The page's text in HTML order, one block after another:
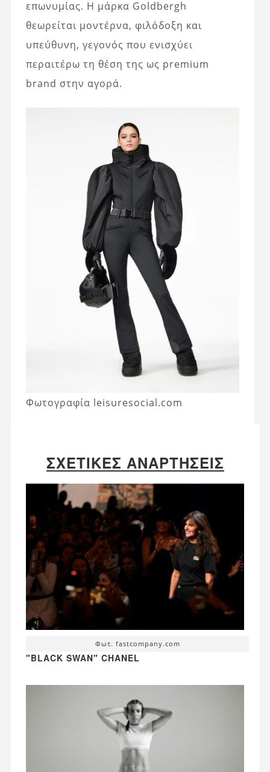
επωνυμίας. Η μάρκα Goldbergh
θεωρείται μοντέρνα, φιλόδοξη και
υπεύθυνη, γεγονός που ενισχύει
περαιτέρω τη θέση της ως premium
brand στην αγορά.
Φωτογραφία leisuresocial.com
ΣΧΕΤΙΚΈΣ ΑΝΑΡΤΉΣΕΙΣ
Φωτ. fastcompany.com
"BLACK SWAN" CHANEL